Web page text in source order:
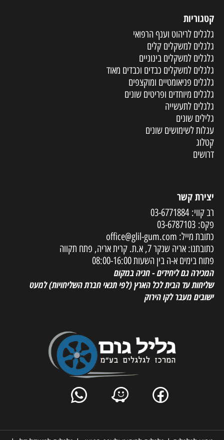
קטגוריות
גלגלים לריהוט וענף הרפואי
גלגלים למשקלים קלים
גלגלים למשקלים בינוניים
גלגלים למשקלים כבדים וכבדים מאוד
גלגלים פניאומטיים ומוקצפים
גלגלים מיוחדים ופריטים שונים
גלגלים לתעשייה
גלילים שונים
עגלות לשימושים שונים
קטלוג
דרושים
יצירת קשר
רב קווי:03-6771884
פקס: 03-6787103
כתובת מייל: office@glil-gum.com
כתובתנו: אריה שנקר 7, א.ת. קרית אריה, פתח תקווה
פתוח בימים א-ה בין השעות 08:00-16:00
המכירה גם ליחידים - חניה במקום
שליחות עד הבית לכל הארץ(לפי תנאי חברת השליחויות) למעט
ישובים מעבר לקו הירוק